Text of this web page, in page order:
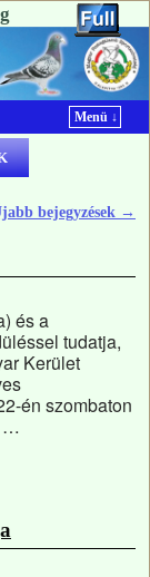
Menü ↓
bejegyzések →
és a
tudatja,
Kerület
én szombaton
…